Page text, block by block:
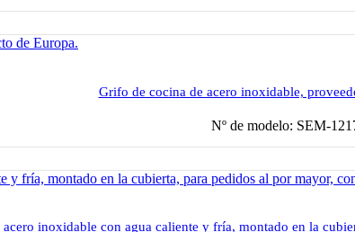
Grifo de cocina de acero inoxidable,
Nº de modelo: SEM-
inoxidable con agua caliente y fría, montado en la